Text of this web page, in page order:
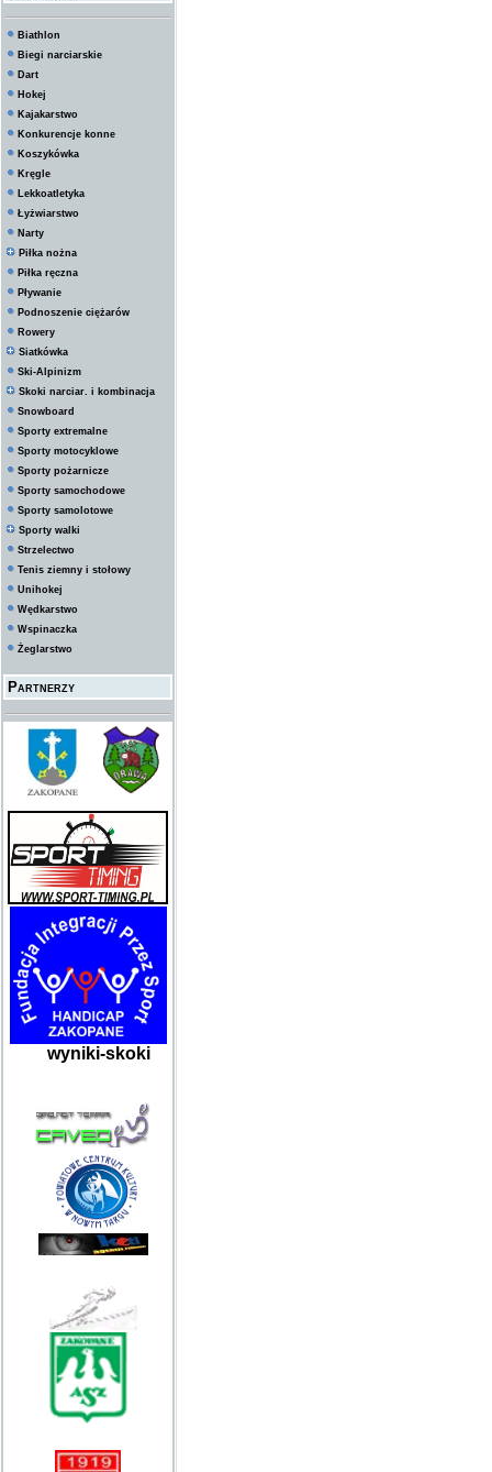
Biathlon
Biegi narciarskie
Dart
Hokej
Kajakarstwo
Konkurencje konne
Koszykówka
Kręgle
Lekkoatletyka
Łyżwiarstwo
Narty
Piłka nożna
Piłka ręczna
Pływanie
Podnoszenie ciężarów
Rowery
Siatkówka
Ski-Alpinizm
Skoki narciar. i kombinacja
Snowboard
Sporty extremalne
Sporty motocyklowe
Sporty pożarnicze
Sporty samochodowe
Sporty samolotowe
Sporty walki
Strzelectwo
Tenis ziemny i stołowy
Unihokej
Wędkarstwo
Wspinaczka
Żeglarstwo
Partnerzy
wyniki-skoki